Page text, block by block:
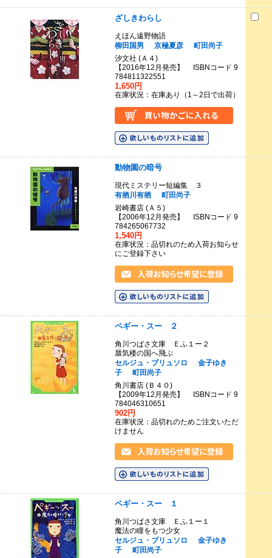
ざしきわらし
えほん遠野物語
柳田国男
京極夏彦
町田尚子
汐文社 (Ａ４)
【2016年12月発売】 ISBNコード 9
784811322551
1,650円
在庫状況：在庫あり（1～2日で出荷）
動物園の暗号
現代ミステリー短編集 ３
有栖川有栖
町田尚子
岩崎書店 (Ａ５)
【2006年12月発売】 ISBNコード 9
784265067732
1,540円
在庫状況：品切れのため入荷お知らせ
にご登録下さい
ペギー・スー ２
角川つばさ文庫 Ｅふ１ー２
蜃気楼の国へ飛ぶ
セルジュ・ブリュソロ
金子ゆき
子
町田尚子
角川書店 (Ｂ４０)
【2009年12月発売】 ISBNコード 9
784046310651
902円
在庫状況：品切れのためご注文いただ
けません
ペギー・スー １
角川つばさ文庫 Ｅふ１ー１
魔法の瞳をもつ少女
セルジュ・ブリュソロ
金子ゆき
子
町田尚子